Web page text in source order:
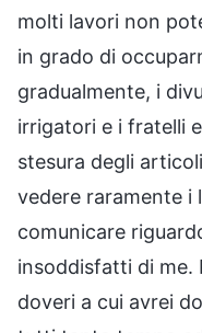
molti lavori non
in grado di
gradualmente, i
irrigatori e i fratelli
stesura degli
vedere raramente i
comunicare
insoddisfatti di me.
doveri a cui avrei